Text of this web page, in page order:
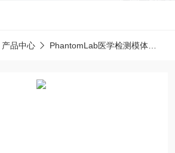
产品中心 PhantomLab医学检测模体